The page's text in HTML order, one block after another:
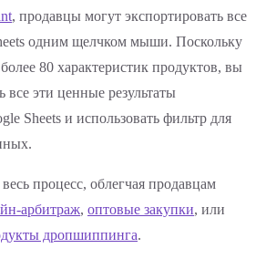
, продавцы могут экспортировать все
одним щелчком мыши. Поскольку
80 характеристик продуктов, вы
все эти ценные результаты
Sheets и использовать фильтр для
процесс, облегчая продавцам
арбитраж, оптовые закупки, или
дропшиппинга.